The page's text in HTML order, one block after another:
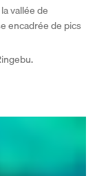
vallée de
encadrée de pics